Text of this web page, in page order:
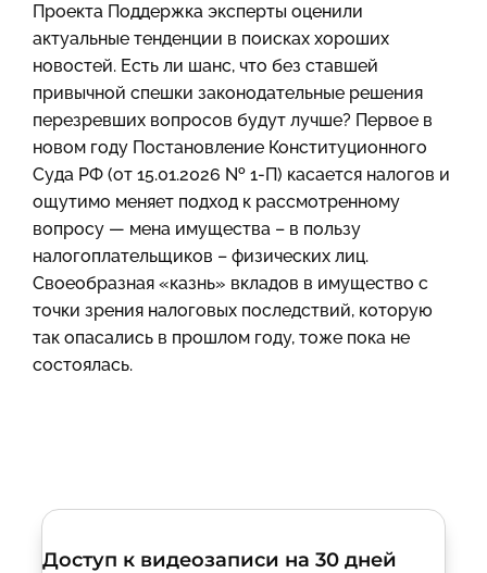
Проекта Поддержка эксперты оценили
актуальные тенденции в поисках хороших
новостей. Есть ли шанс, что без ставшей
привычной спешки законодательные решения
перезревших вопросов будут лучше? Первое в
новом году Постановление Конституционного
Суда РФ (от 15.01.2026 № 1-П) касается налогов и
ощутимо меняет подход к рассмотренному
вопросу — мена имущества – в пользу
налогоплательщиков – физических лиц.
Своеобразная «казнь» вкладов в имущество с
точки зрения налоговых последствий, которую
так опасались в прошлом году, тоже пока не
состоялась.
Доступ к видеозаписи на 30 дней